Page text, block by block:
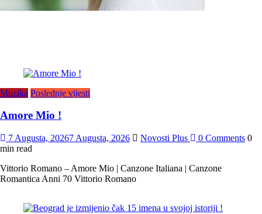
Muzika Poslednje vijesti
Amore Mio !
7 Augusta, 20267 Augusta, 2026 Novosti Plus 0 Comments 0
min read
Vittorio Romano – Amore Mio | Canzone Italiana | Canzone
Romantica Anni 70 Vittorio Romano